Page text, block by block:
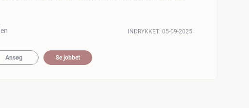
INDRYKKET: 05-09-2025
Ansøg Se jobbet